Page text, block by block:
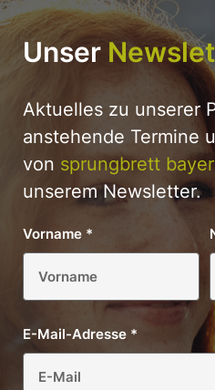
Unser
Aktuelles zu unserer
anstehende Termine
von sprungbrett
unserem Newsletter.
Vorname *
E-Mail-Adresse *